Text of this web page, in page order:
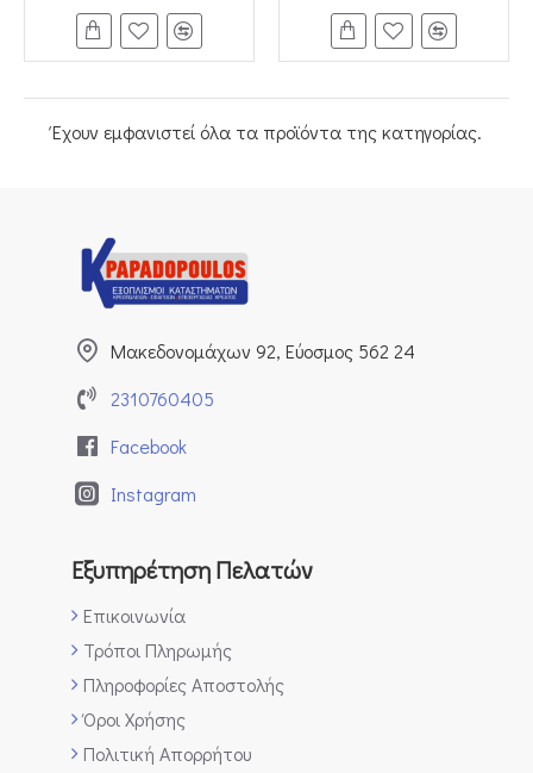
Έχουν εμφανιστεί όλα τα προϊόντα της κατηγορίας.
Μακεδονομάχων 92, Εύοσμος 562 24
2310760405
Facebook
Instagram
Εξυπηρέτηση Πελατών
Επικοινωνία
Τρόποι Πληρωμής
Πληροφορίες Αποστολής
Όροι Χρήσης
Πολιτική Απορρήτου